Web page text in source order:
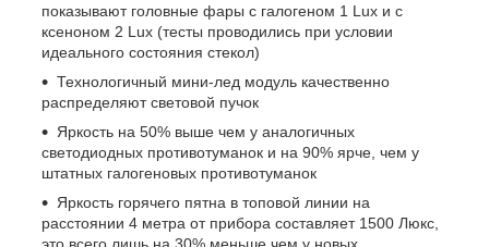
показывают головные фары с галогеном 1 Lux и с
ксеноном 2 Lux (тесты проводились при условии
идеального состояния стекол)
Технологичный мини-лед модуль качественно
распределяют световой пучок
Яркость на 50% выше чем у аналогичных
светодиодных противотуманок и на 90% ярче, чем у
штатных галогеновых противотуманок
Яркость горячего пятна в топовой линии на
расстоянии 4 метра от прибора составляет 1500 Люкс,